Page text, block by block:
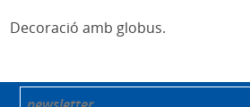
Decoració amb globus.